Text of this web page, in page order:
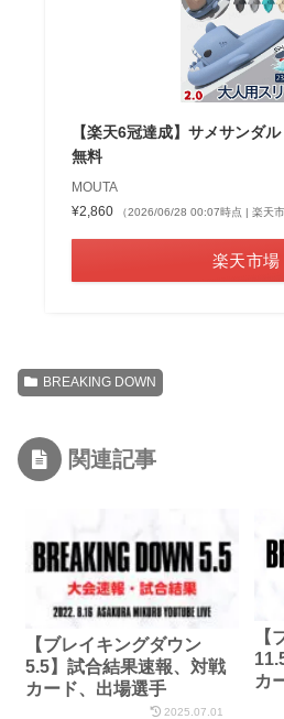
【楽天6冠達成】サメサンダ
無料
MOUTA
¥2,860
（2026/06/28 00:07時点 | 楽天市
楽天市場
BREAKING DOWN
関連記事
【ブレイキングダウン
5.5】試合結果速報、対戦
カード、出場選手
2025.07.01
【
カ